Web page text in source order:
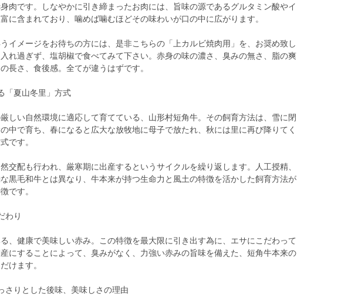
肉です。しなやかに引き締まったお肉には、旨味の源であるグルタミン酸やイ
に含まれており、噛めば噛むほどその味わいが口の中に広がります。
イメージをお待ちの方には、是非こちらの「上カルビ焼肉用」を、お奨め致し
れ過ぎず、塩胡椒で食べてみて下さい。赤身の味の濃さ、臭みの無さ、脂の爽
長さ、食後感。全てが違うはずです。
「夏山冬里」方式
しい自然環境に適応して育てている、山形村短角牛。その飼育方法は、雪に閉
中で育ち、春になると広大な放牧地に母子で放たれ、秋には里に再び降りてく
です。
交配も行われ、厳寒期に出産するというサイクルを繰り返します。人工授精、
黒毛和牛とは異なり、牛本来が持つ生命力と風土の特徴を活かした飼育方法が
です。
わり
、健康で美味しい赤み。この特徴を最大限に引き出す為に、エサにこだわって
にすることによって、臭みがなく、力強い赤みの旨味を備えた、短角牛本来の
けます。
さりとした後味、美味しさの理由